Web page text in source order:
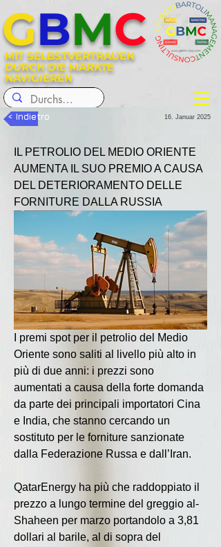
MIT SELBSTVERTRAUEN
DURCH DIE MÄRKTE
NAVIGIEREN
GBMC
< Indietro 16. Januar 2025
IL PETROLIO DEL MEDIO ORIENTE
AUMENTA IL SUO PREMIO A CAUSA
DEL DETERIORAMENTO DELLE
FORNITURE DALLA RUSSIA
I premi spot per il petrolio del Medio
Oriente sono saliti al livello più alto in
più di due anni: i prezzi sono
aumentati a causa della forte domanda
da parte dei principali importatori Cina
e India, che stanno cercando un
sostituto per le forniture sanzionate
dalla Federazione Russa e dall’Iran.
QatarEnergy ha più che raddoppiato il
prezzo a lungo termine del greggio al-
Shaheen per marzo portandolo a 3,81
dollari al barile, al di sopra del